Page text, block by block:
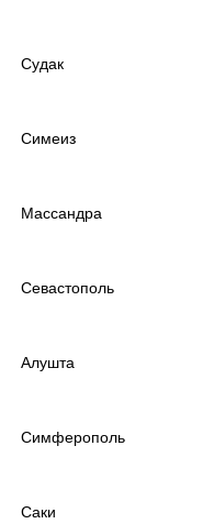
Судак
Симеиз
Массандра
Севастополь
Алушта
Симферополь
Саки